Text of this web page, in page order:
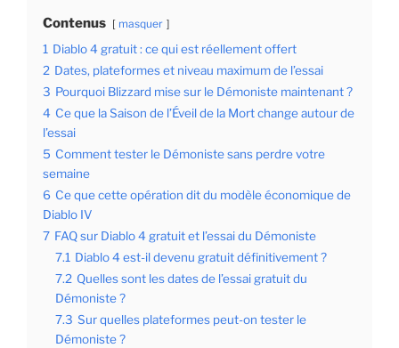
Contenus masquer
1 Diablo 4 gratuit : ce qui est réellement offert
2 Dates, plateformes et niveau maximum de l’essai
3 Pourquoi Blizzard mise sur le Démoniste maintenant ?
4 Ce que la Saison de l’Éveil de la Mort change autour de
l’essai
5 Comment tester le Démoniste sans perdre votre
semaine
6 Ce que cette opération dit du modèle économique de
Diablo IV
7 FAQ sur Diablo 4 gratuit et l’essai du Démoniste
7.1 Diablo 4 est-il devenu gratuit définitivement ?
7.2 Quelles sont les dates de l’essai gratuit du
Démoniste ?
7.3 Sur quelles plateformes peut-on tester le
Démoniste ?